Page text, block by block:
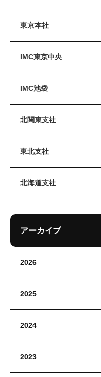
東京本社
IMC東京中央
IMC池袋
北関東支社
東北支社
北海道支社
アーカイブ
2026
2025
2024
2023